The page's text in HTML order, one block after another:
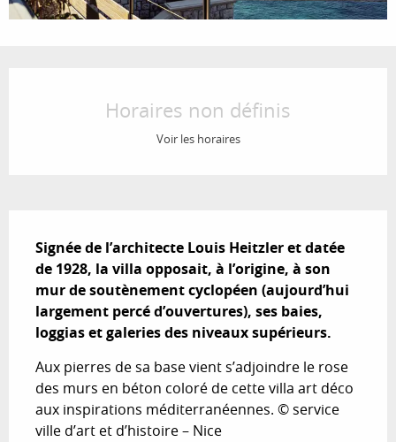
Horaires non définis
Voir les horaires
Signée de l’architecte Louis Heitzler et datée
de 1928, la villa opposait, à l’origine, à son
mur de soutènement cyclopéen (aujourd’hui
largement percé d’ouvertures), ses baies,
loggias et galeries des niveaux supérieurs.
Aux pierres de sa base vient s’adjoindre le rose
des murs en béton coloré de cette villa art déco
aux inspirations méditerranéennes. © service
ville d’art et d’histoire – Nice